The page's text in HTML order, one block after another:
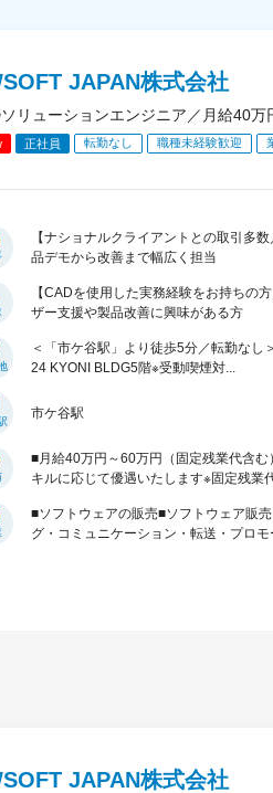
JAPAN株式会社
リューションエンジニア／月給40万
正社員 転勤なし 職種未経験歓迎
【ナショナルクライアントとの取引多
品デモから改善まで幅広く担当
【CADを使用した実務経験をお持ちの
ザー支援や製品改善に興味がある方
＜「市ケ谷駅」より徒歩5分／転勤な
24 KYONI BLDG5階※受動喫煙対...
市ケ谷駅
■月給40万円～60万円（固定残業代含
キルに応じて優遇いたします※固定残業代
■ソフトウェアの販売■ソフトウェア販
グ・コミュニケーション・転送・プロモ
JAPAN株式会社